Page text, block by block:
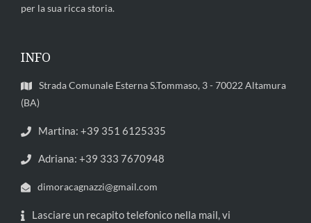
per la sua ricca storia.
INFO
Strada Comunale Esterna S.Tommaso, 3 - 70022 Altamura
(BA)
Martina: +39 351 6125335
Adriana: +39 333 7670948
dimoracagnazzi@gmail.com
Lasciare un recapito telefonico nella mail, vi